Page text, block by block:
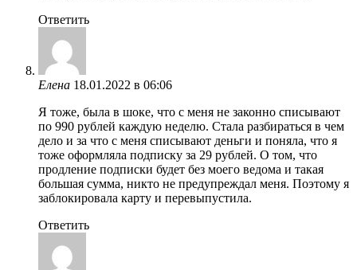
Ответить
Елена 18.01.2022 в 06:06
Я тоже, была в шоке, что с меня не законно списывают
по 990 рублей каждую неделю. Стала разбираться в чем
дело и за что с меня списывают деньги и поняла, что я
тоже оформляла подписку за 29 рублей. О том, что
продление подписки будет без моего ведома и такая
большая сумма, никто не предупреждал меня. Поэтому я
заблокировала карту и перевыпустила.
Ответить